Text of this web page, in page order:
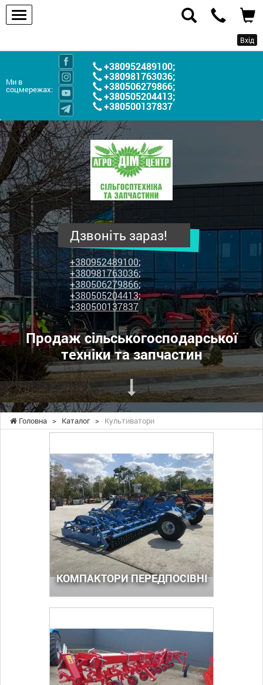
Вхід
Ми в
соцмережах:
+380952489100;
+380981763036;
+380506279866;
+380505204413;
+380500137837
ПП
"Агродім-
центр"
-
продаж
сільськогосподарської
техніки
та
запчастин
Дзвоніть зараз!
+380952489100;
+380981763036;
+380506279866;
+380505204413;
+380500137837
Продаж сільськогосподарської
техніки та запчастин
Головна > Каталог > Культиватори
КОМПАКТОРИ ПЕРЕДПОСІВНІ